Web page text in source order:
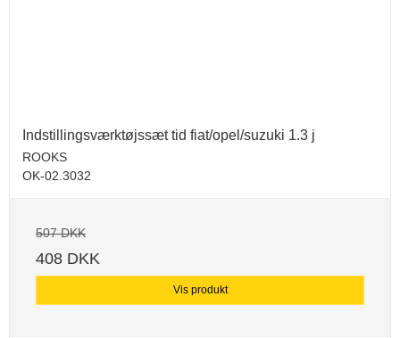
Indstillingsværktøjssæt tid fiat/opel/suzuki 1.3 j
ROOKS
OK-02.3032
507 DKK
408 DKK
Vis produkt